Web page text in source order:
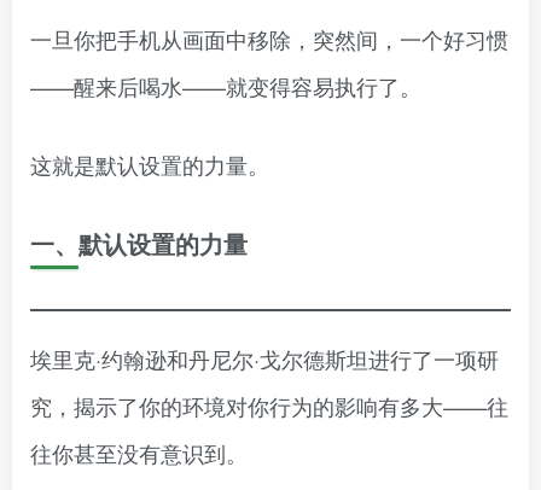
一旦你把手机从画面中移除，突然间，一个好习惯
——醒来后喝水——就变得容易执行了。
这就是默认设置的力量。
一、默认设置的力量
埃里克·约翰逊和丹尼尔·戈尔德斯坦进行了一项研
究，揭示了你的环境对你行为的影响有多大——往
往你甚至没有意识到。